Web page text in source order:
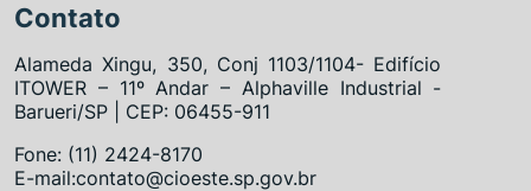
Contato
Alameda Xingu, 350, Conj 1103/1104- Edifício
ITOWER – 11º Andar – Alphaville Industrial -
Barueri/SP | CEP: 06455-911
Fone: (11) 2424-8170
E-mail:contato@cioeste.sp.gov.br